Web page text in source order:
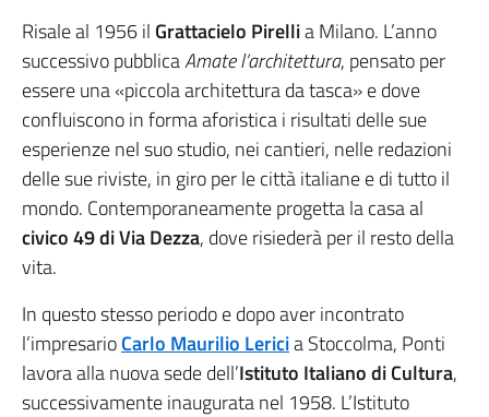
Risale al 1956 il Grattacielo Pirellia Milano. L’anno
successivo pubblicaAmatel’architettura, pensato per
essere una «piccola architettura da tasca» e dove
confluiscono in forma aforistica i risultati delle sue
esperienze nel suo studio, nei cantieri, nelle redazioni
delle sue riviste, in giro per le città italiane e di tutto il
mondo. Contemporaneamente progetta la casa al
civico 49 di Via Dezza, dove risiederà per il resto della
vita.
In questo stesso periodo e dopo aver incontrato
l’impresarioCarlo Maurilio Lericia Stoccolma, Ponti
lavora alla nuova sede dell’Istituto Italiano di Cultura,
successivamente inaugurata nel 1958. L’Istituto